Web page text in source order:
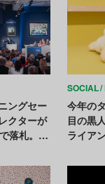
ングセー
クターが
落札。マ
57億円
SOCIAL
今年の
目の黒
ライア